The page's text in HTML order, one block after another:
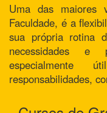
Uma das maiores
Faculdade, é a
sua própria rotina
necessidades e
responsabilidades,